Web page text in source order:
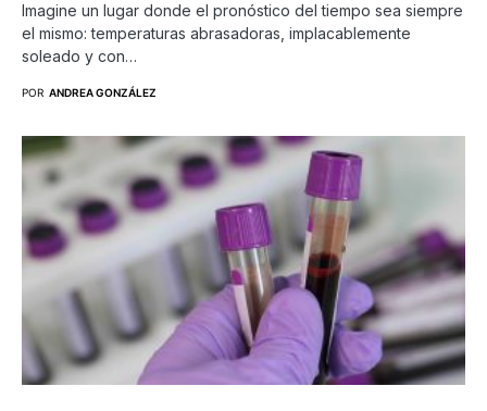
Imagine un lugar donde el pronóstico del tiempo sea siempre
el mismo: temperaturas abrasadoras, implacablemente
soleado y con…
POR ANDREA GONZÁLEZ